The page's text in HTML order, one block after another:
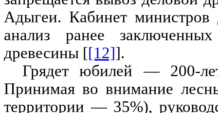
Адыгеи. Кабинет
анализ ранее
древесины [[12]].
Грядет юбилей — 200-
Принимая во внимание
территории — 35%),